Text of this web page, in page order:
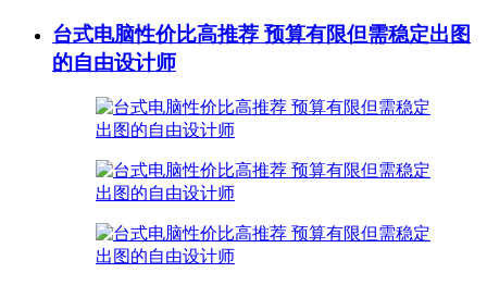
台式电脑性价比高推荐 预算有限但需稳定出图
的自由设计师